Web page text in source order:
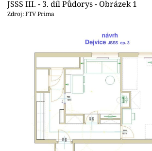
Sledujte nás
JSSS III. - 3. díl Půdorys - Obrázek 1
Zdroj: FTV Prima